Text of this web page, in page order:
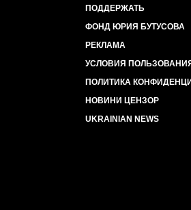
ПОДДЕРЖАТЬ
ФОНД ЮРИЯ БУТУСОВА
РЕКЛАМА
УСЛОВИЯ ПОЛЬЗОВАНИЯ
ПОЛИТИКА
НОВИНИ ЦЕНЗОР
UKRAINIAN NEWS